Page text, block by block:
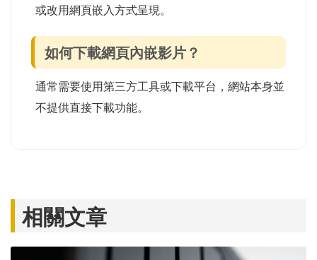
或改用網頁嵌入方式呈現。
如何下載網頁內嵌影片？
通常需要使用第三方工具或下載平台，網站本身並
不提供直接下載功能。
相關文章